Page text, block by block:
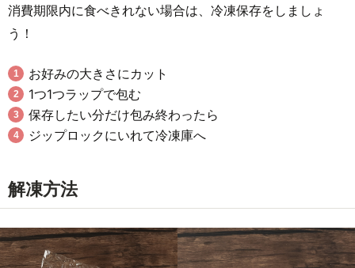
消費期限内に食べきれない場合は、冷凍保存をしましょ
う！
お好みの大きさにカット
1つ1つラップで包む
保存したい分だけ包み終わったら
ジップロックにいれて冷凍庫へ
解凍方法